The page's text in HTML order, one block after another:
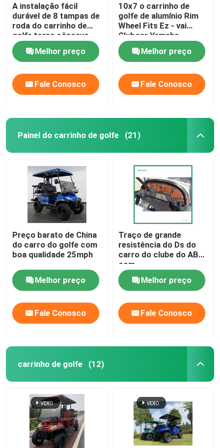
A instalação fácil
durável de 8 tampas de
roda do carrinho de
golfe torna côncavo
profundamente o preto
brilhanteMelhor preço
Fale Conosco
10x7 o carrinho de
golfe de alumínio Rim
Wheel Fits Ez - vai
Clubcar Yamaha
Tomberlin Harley
Melhor preço
Fale Conosco
Painel do carrinho de golfe (21)
Preço barato de China
do carro do golfe com
boa qualidade 25mph
Melhor preço
Fale Conosco
Traço de grande
resistência do Ds do
carro do clube do ABS
com
fechamentos/traço Kit
One Years Warranty do
carrinho de golfe
Melhor preço
Fale Conosco
carrinho de golfe (12)